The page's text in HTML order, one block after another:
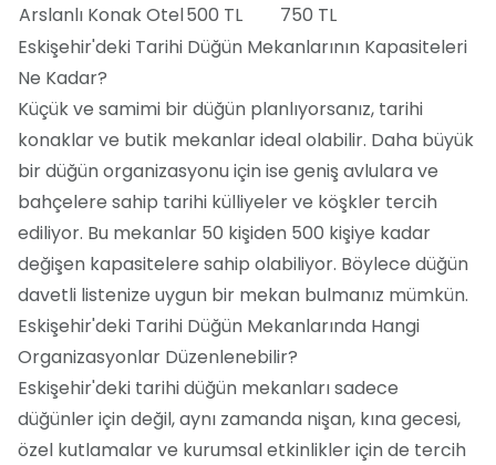
Arslanlı Konak Otel500 TL
750 TL
Eskişehir'deki Tarihi Düğün Mekanlarının Kapasiteleri
Ne Kadar?
Küçük ve samimi bir düğün planlıyorsanız, tarihi
konaklar ve butik mekanlar ideal olabilir. Daha büyük
bir düğün organizasyonu için ise geniş avlulara ve
bahçelere sahip tarihi külliyeler ve köşkler tercih
ediliyor. Bu mekanlar 50 kişiden 500 kişiye kadar
değişen kapasitelere sahip olabiliyor. Böylece düğün
davetli listenize uygun bir mekan bulmanız mümkün.
Eskişehir'deki Tarihi Düğün Mekanlarında Hangi
Organizasyonlar Düzenlenebilir?
Eskişehir'deki tarihi düğün mekanları sadece
düğünler için değil, aynı zamanda nişan, kına gecesi,
özel kutlamalar ve kurumsal etkinlikler için de tercih